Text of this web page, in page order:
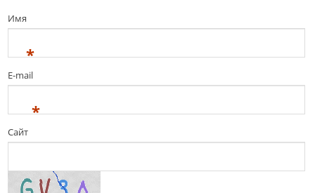
Имя
*
E-mail
*
Сайт